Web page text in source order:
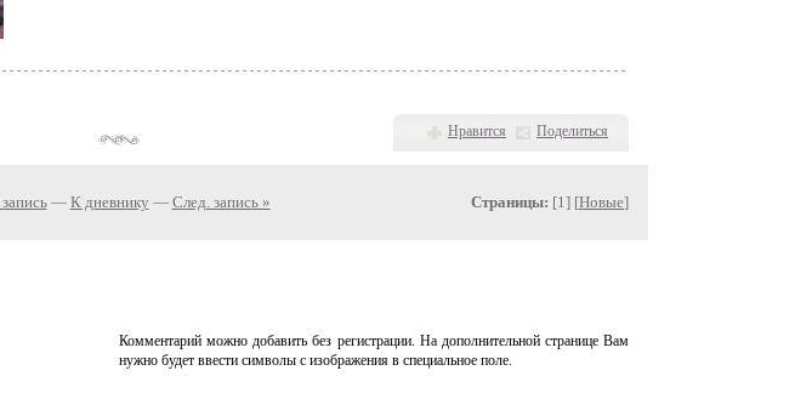
Нравится Поделиться
— К дневнику — След. запись » Страницы: [1] [Новые]
Комментарий можно добавить без регистрации. На дополнительной странице Вам
нужно будет ввести символы с изображения в специальное поле.